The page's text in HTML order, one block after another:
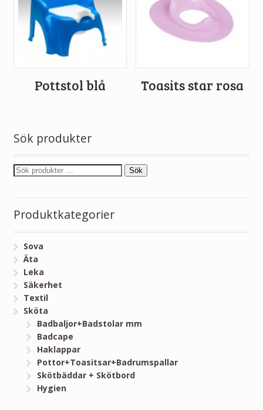
Pottstol blå Toasits star rosa
Sök produkter
Sök
Produktkategorier
Sova
Äta
Leka
Säkerhet
Textil
Sköta
Badbaljor+Badstolar mm
Badcape
Haklappar
Pottor+Toasitsar+Badrumspallar
Skötbäddar + Skötbord
Hygien